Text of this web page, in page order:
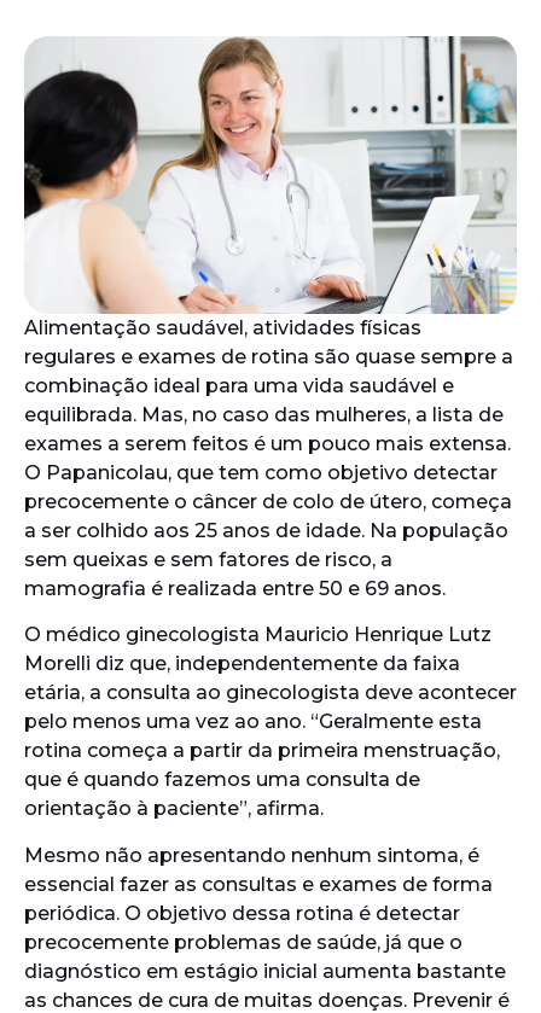
Alimentação saudável, atividades físicas
regulares e exames de rotina são quase sempre a
combinação ideal para uma vida saudável e
equilibrada. Mas, no caso das mulheres, a lista de
exames a serem feitos é um pouco mais extensa.
O Papanicolau, que tem como objetivo detectar
precocemente o câncer de colo de útero, começa
a ser colhido aos 25 anos de idade. Na população
sem queixas e sem fatores de risco, a
mamografia é realizada entre 50 e 69 anos.
O médico ginecologista Mauricio Henrique Lutz
Morelli diz que, independentemente da faixa
etária, a consulta ao ginecologista deve acontecer
pelo menos uma vez ao ano. “Geralmente esta
rotina começa a partir da primeira menstruação,
que é quando fazemos uma consulta de
orientação à paciente”, afirma.
Mesmo não apresentando nenhum sintoma, é
essencial fazer as consultas e exames de forma
periódica. O objetivo dessa rotina é detectar
precocemente problemas de saúde, já que o
diagnóstico em estágio inicial aumenta bastante
as chances de cura de muitas doenças. Prevenir é